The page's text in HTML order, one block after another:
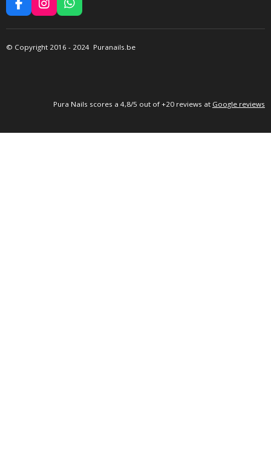
F
A
C
E
B
I
N
S
T
A
W
H
A
T
S
© Copyright 2016 - 2024 Puranails.be
Pura Nails scores a 4,8/5 out of +20 reviews at Google reviews